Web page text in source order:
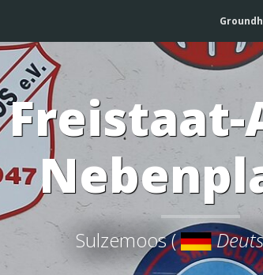
Freistaat-
Sulzemoos (